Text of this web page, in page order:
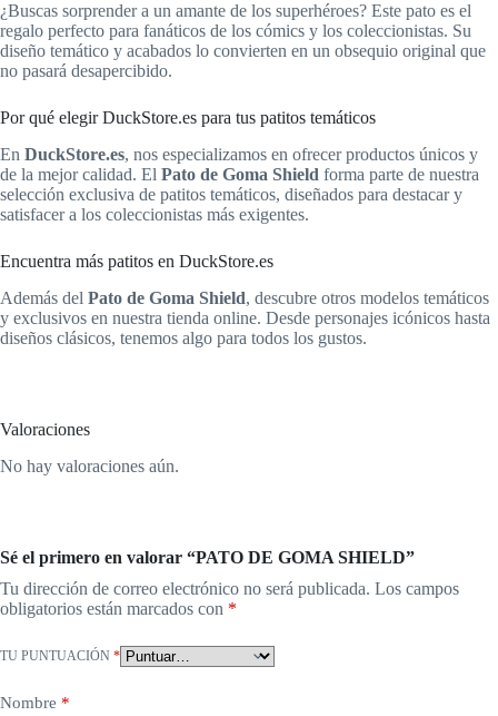
¿Buscas sorprender a un amante de los superhéroes? Este pato es el
regalo perfecto para fanáticos de los cómics y los coleccionistas. Su
diseño temático y acabados lo convierten en un obsequio original que
no pasará desapercibido.
Por qué elegir DuckStore.es para tus patitos temáticos
En DuckStore.es, nos especializamos en ofrecer productos únicos y
de la mejor calidad. El Pato de Goma Shield forma parte de nuestra
selección exclusiva de patitos temáticos, diseñados para destacar y
satisfacer a los coleccionistas más exigentes.
Encuentra más patitos en DuckStore.es
Además del Pato de Goma Shield, descubre otros modelos temáticos
y exclusivos en nuestra tienda online. Desde personajes icónicos hasta
diseños clásicos, tenemos algo para todos los gustos.
Valoraciones
No hay valoraciones aún.
Sé el primero en valorar “PATO DE GOMA SHIELD”
Tu dirección de correo electrónico no será publicada. Los campos
obligatorios están marcados con *
TU PUNTUACIÓN *
Nombre *